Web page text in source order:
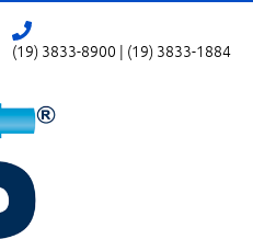
(19) 3833-8900 | (19) 3833-1884